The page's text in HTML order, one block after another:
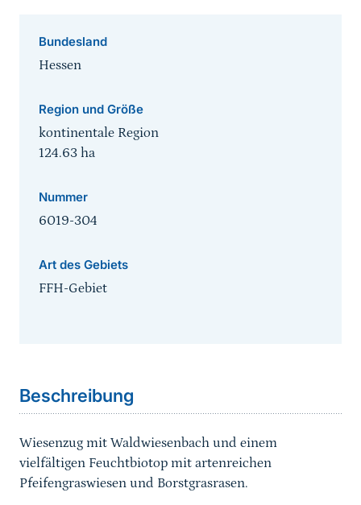
Bundesland
Hessen
Region und Größe
kontinentale Region
124.63 ha
Nummer
6019-304
Art des Gebiets
FFH-Gebiet
Beschreibung
Wiesenzug mit Waldwiesenbach und einem
vielfältigen Feuchtbiotop mit artenreichen
Pfeifengraswiesen und Borstgrasrasen.